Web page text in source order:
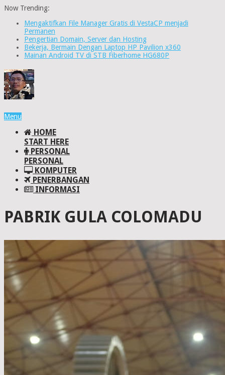
Now Trending:
Mengaktifkan File Manager Gratis di VestaCP menjadi
Permanen
Pengertian Domain, Server dan Hosting
Bekerja, Bermain Dengan Laptop HP Pavilion x360
Mainan Android TV di STB Fiberhome HG680P
Menu
HOME
START HERE
PERSONAL
PERSONAL
KOMPUTER
PENERBANGAN
INFORMASI
PABRIK GULA COLOMADU